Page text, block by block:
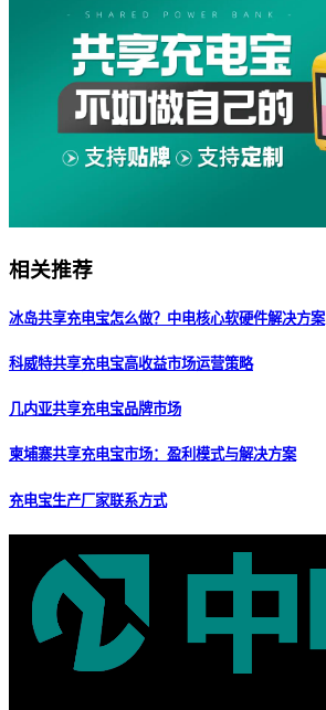
相关推荐
冰岛共享充电宝怎么做？中电核心软硬件解决方案
科威特共享充电宝高收益市场运营策略
几内亚共享充电宝品牌市场
柬埔寨共享充电宝市场：盈利模式与解决方案
充电宝生产厂家联系方式